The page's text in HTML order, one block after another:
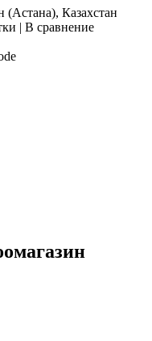
Казахстан
| В сравнение